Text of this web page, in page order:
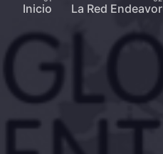
Inicio La Red Endeavor